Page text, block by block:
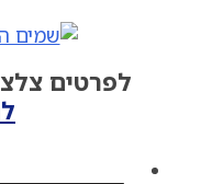
לפרטים